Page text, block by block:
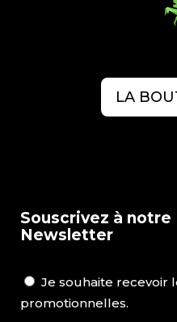
LA
Souscrivez à notre
Newsletter
Je souhaite recevoir
promotionnelles.